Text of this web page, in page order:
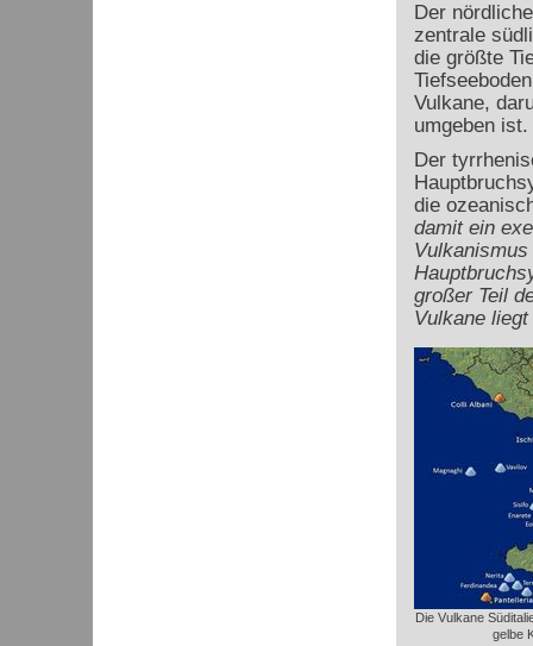
Der
zentrale
die größte
Vulkane,
umgeben
Der
die
damit ein
großer Teil
Vulkane
Die Vulkane
gelbe